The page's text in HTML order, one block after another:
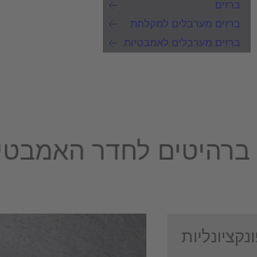
ברזים
ברזים מערבלים למקלחת
ברזים מערבלים לאמבטיות
לחדר